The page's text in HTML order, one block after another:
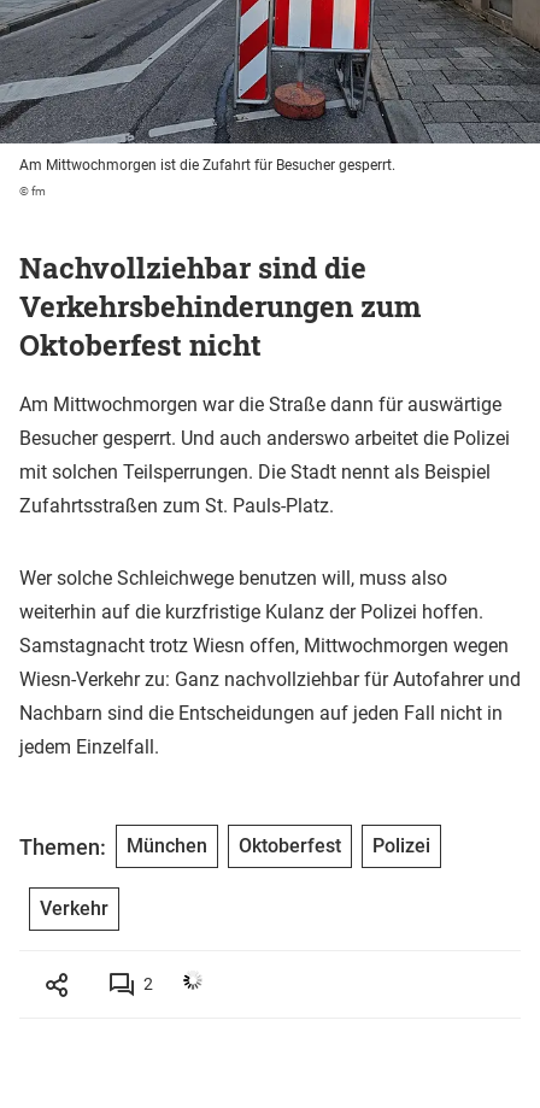
Am Mittwochmorgen ist die Zufahrt für Besucher gesperrt.
© fm
Nachvollziehbar sind die
Verkehrsbehinderungen zum
Oktoberfest nicht
Am Mittwochmorgen war die Straße dann für auswärtige
Besucher gesperrt. Und auch anderswo arbeitet die Polizei
mit solchen Teilsperrungen. Die Stadt nennt als Beispiel
Zufahrtsstraßen zum St. Pauls-Platz.
Wer solche Schleichwege benutzen will, muss also
weiterhin auf die kurzfristige Kulanz der Polizei hoffen.
Samstagnacht trotz Wiesn offen, Mittwochmorgen wegen
Wiesn-Verkehr zu: Ganz nachvollziehbar für Autofahrer und
Nachbarn sind die Entscheidungen auf jeden Fall nicht in
jedem Einzelfall.
Themen: München Oktoberfest Polizei
Verkehr
2